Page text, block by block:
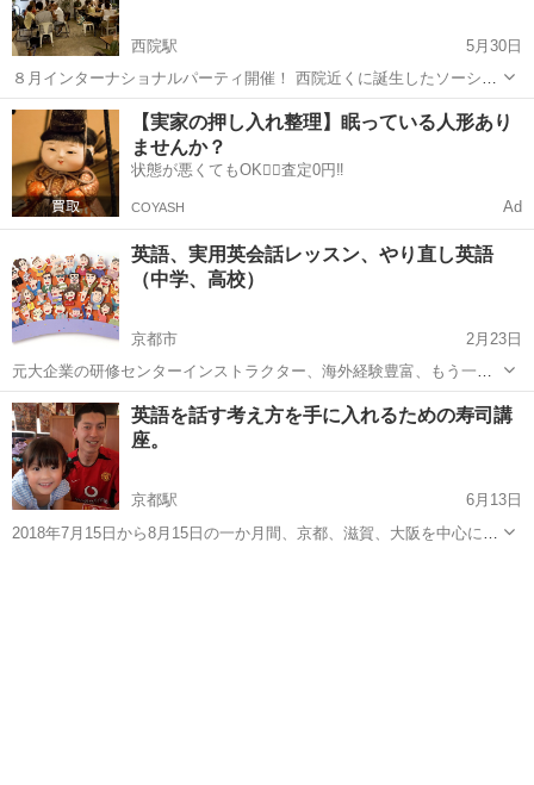
西院駅
5月30日
８月インターナショナルパーティ開催！ 西院近くに誕生したソーシャ
ルスペースでは インターナショナルパーティーを開催しています！
MEET UPにも告知あり！国際的な友達を作るチャンスです〜 ローカ
ルエリアなのでコ...
京都 京都市 西院駅 その他
【実家の押し入れ整理】眠っている人形あり
ませんか？
状態が悪くてもOK🙆‍♀️査定0円‼️
COYASH Ad
英語、実用英会話レッスン、やり直し英語
（中学、高校）
京都市
2月23日
元大企業の研修センターインストラクター、海外経験豊富、もう一度
やり直したい人のために英語学習のアドバイスをしながら教えます。
英検準1級、
京都 京都市 その他 英会話レッスン
英語を話す考え方を手に入れるための寿司講
座。
京都駅
6月13日
2018年7月15日から8月15日の一か月間、京都、滋賀、大阪を中心に関